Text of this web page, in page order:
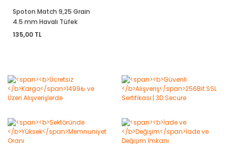
Spoton Match 9,25 Grain
4.5 mm Havalı Tüfek
Saçması
135,00 TL